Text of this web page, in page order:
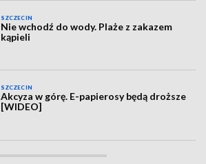
SZCZECIN
Nie wchodź do wody. Plaże z zakazem
kąpieli
SZCZECIN
Akcyza w górę. E-papierosy będą droższe
[WIDEO]